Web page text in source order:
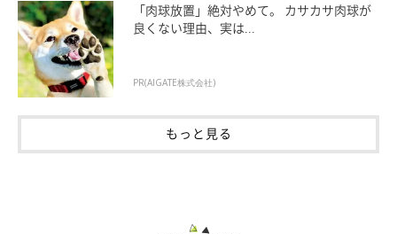
「肉球放置」絶対やめて。 カサカサ肉球が
良くない理由、実は...
PR(AIGATE株式会社)
もっと見る